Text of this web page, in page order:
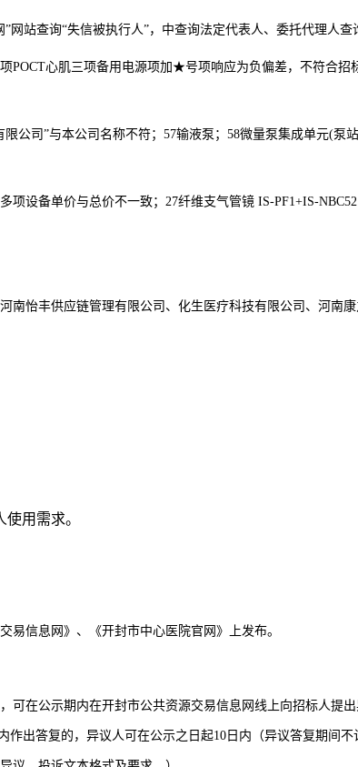
站查询“失信被执行人”，中查询法定代表人、委托代理人查
项POCT心肌三项备用电源项加★号项响应为负偏差，不符合
公司”与本公司名称不符； 57输液泵； 58微量泵集成单元(泵
项设备单价与总价不一致； 27纤维支气管镜 IS-PF1+IS-NBC52
南怡丰供应链管理有限公司、化生医疗科技有限公司、河南
用需求。
易信息网》、 《开封市中心医院官网》 上发布。
可在公示期内在开封市公共资源交易信息网线上向招标人提
作出答复的，异议人可在公示之日起10 日内（异议答复期间